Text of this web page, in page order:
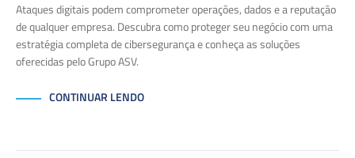
Ataques digitais podem comprometer operações, dados e a reputação
de qualquer empresa. Descubra como proteger seu negócio com uma
estratégia completa de cibersegurança e conheça as soluções
oferecidas pelo Grupo ASV.
CONTINUAR LENDO